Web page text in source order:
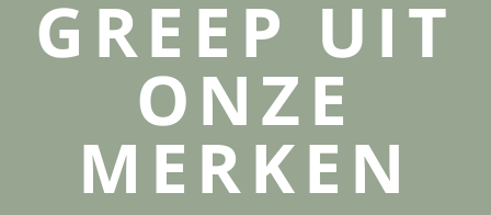
GREEP UIT
ONZE
MERKEN